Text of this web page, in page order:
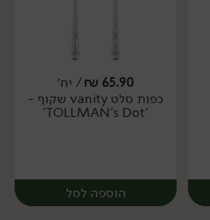
יח׳
65.90
₪/ יח׳
כפות סלט vanity שקוף -
'TOLLMAN's Dot'
הוספה לסל